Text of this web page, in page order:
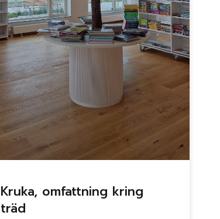
Kruka, omfattning kring
träd